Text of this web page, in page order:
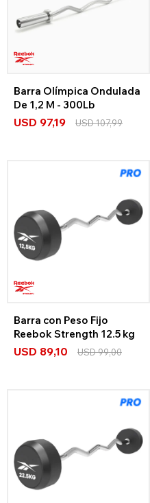
Barra Olímpica Ondulada
De 1,2 M - 300Lb
USD 97,19 USD107,99
Barra con Peso Fijo
Reebok Strength 12.5 kg
USD 89,10 USD99,00